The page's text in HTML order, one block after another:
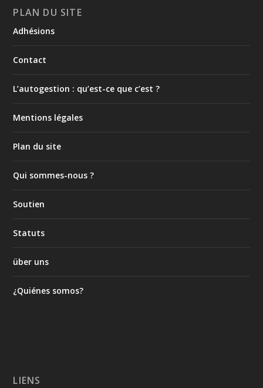
PLAN DU SITE
Adhésions
Contact
L’autogestion : qu’est-ce que c’est ?
Mentions légales
Plan du site
Qui sommes-nous ?
Soutien
Statuts
über uns
¿Quiénes somos?
LIENS